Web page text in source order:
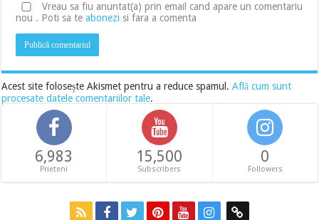
Vreau sa fiu anuntat(a) prin email cand apare un comentariu
nou . Poti sa teabonezi si fara a comenta
Acest site folosește Akismet pentru a reduce spamul.Află cum sunt
procesate datele comentariilor tale.
6,983
Prieteni
15,500
Subscribers
0
Followers